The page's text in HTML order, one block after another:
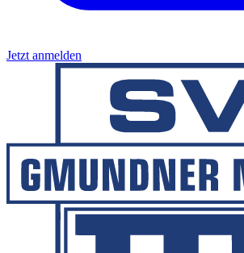
Jetzt anmelden